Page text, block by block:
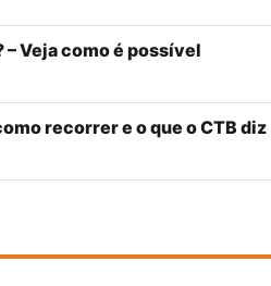
– Veja como é possível
recorrer e o que o CTB diz